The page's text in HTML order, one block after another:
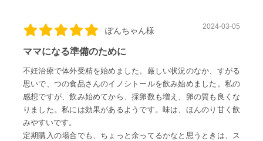
ぽんちゃん様 2024-03-05
ママになる準備のために
不妊治療で体外受精を始めました。厳しい状況のなか、すがる
思いで、つの食品さんのイノシトールを飲み始めました。私の
感想ですが、飲み始めてから、採卵数も増え、卵の質も良くな
りました。私には効果があるようです。味は、ほんのり甘く飲
みやすいです。
定期購入の場合でも、ちょっと余ってるかなと思うときは、ス